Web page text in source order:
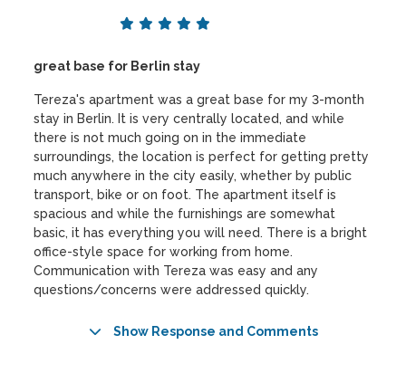
great base for Berlin stay
Tereza's apartment was a great base for my 3-month
stay in Berlin. It is very centrally located, and while
there is not much going on in the immediate
surroundings, the location is perfect for getting pretty
much anywhere in the city easily, whether by public
transport, bike or on foot. The apartment itself is
spacious and while the furnishings are somewhat
basic, it has everything you will need. There is a bright
office-style space for working from home.
Communication with Tereza was easy and any
questions/concerns were addressed quickly.
Show Response and Comments